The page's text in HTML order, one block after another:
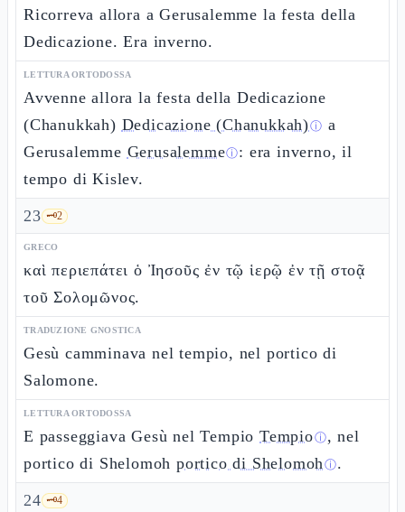
Ricorreva allora a Gerusalemme la festa della
Dedicazione. Era inverno.
LETTURA ORTODOSSA
Avvenne allora la festa della Dedicazione
(Chanukkah) Dedicazione (Chanukkah)ⓘ a
Gerusalemme Gerusalemmeⓘ: era inverno, il
tempo di Kislev.
23 🗝️2
GRECO
καὶ περιεπάτει ὁ Ἰησοῦς ἐν τῷ ἱερῷ ἐν τῇ στοᾷ
τοῦ Σολομῶνος.
TRADUZIONE GNOSTICA
Gesù camminava nel tempio, nel portico di
Salomone.
LETTURA ORTODOSSA
E passeggiava Gesù nel TempioTempioⓘ, nel
portico di Shelomohportico di Shelomohⓘ.
24 🗝️4